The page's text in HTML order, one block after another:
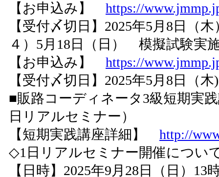
【お申込み】 https://
【受付〆切日】2025年5月8日（木
４）5月18日（日） 模擬試験実
【お申込み】 https://
【受付〆切日】2025年5月8日（木)
■販路コーディネータ3級短期実
日リアルセミナー）
【短期実践講座詳細】 http://
◇1日リアルセミナー開催につい
【日時】2025年9月28日（日）13